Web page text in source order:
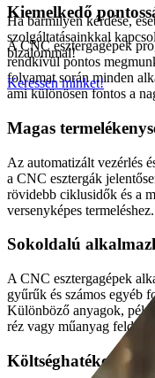
Kiemelkedő
A CNC esztergagépek
rendkívül pontos
folyamat során minden
ami különösen fontos a
Magas
Az automatizált vezérlés
a CNC esztergák
rövidebb ciklusidők és a
versenyképes termeléshez.
Sokoldalú
A CNC esztergagépek
gyűrűk és számos egyéb
Különböző anyagok,
réz vagy műanyag
Költséghatékony
Ha bármilyen kérdése,
szolgáltatásainkkal
bizalommal!
Keressen minket!